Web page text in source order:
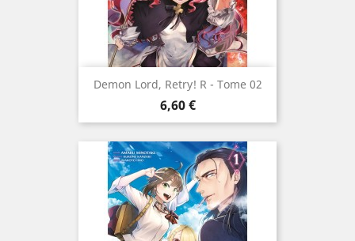
Demon Lord, Retry! R - Tome 02
Prix
6,60 €